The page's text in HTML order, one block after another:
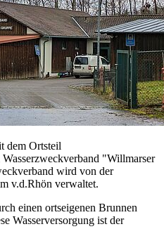
dem Ortsteil
"Willmarser
wird von der
v.d.Rhön verwaltet.
einen ortseigenen Brunnen
Wasserversorgung ist der